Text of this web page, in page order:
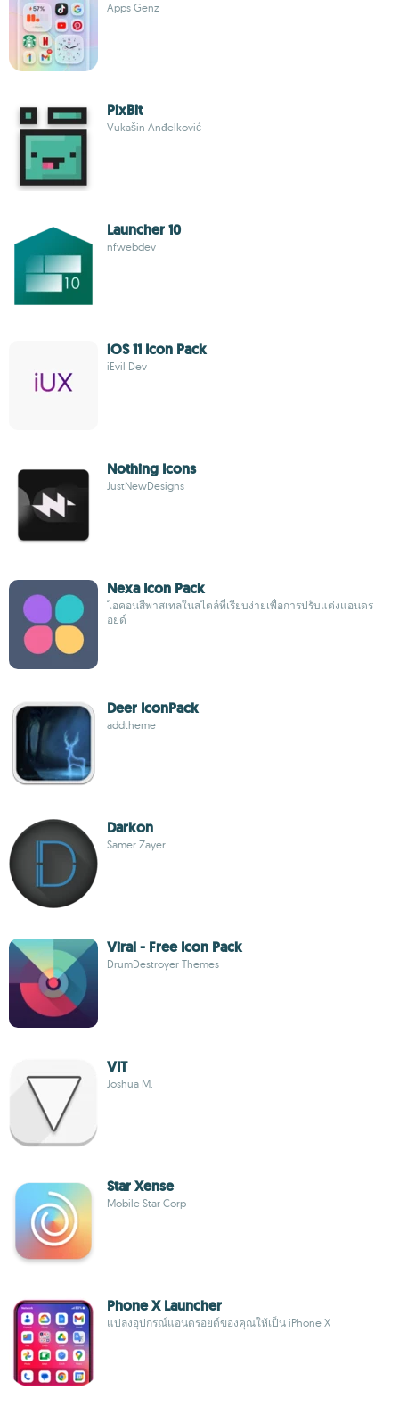
Apps Genz
PixBit
Vukašin Anđelković
Launcher 10
nfwebdev
iOS 11 Icon Pack
iEvil Dev
Nothing Icons
JustNewDesigns
Nexa Icon Pack
ไอคอนสีพาสเทลในสไตล์ที่เรียบง่ายเพื่อการปรับแต่งแอนดร
อยด์
Deer IconPack
addtheme
Darkon
Samer Zayer
Viral - Free Icon Pack
DrumDestroyer Themes
VIT
Joshua M.
Star Xense
Mobile Star Corp
Phone X Launcher
แปลงอุปกรณ์แอนดรอยด์ของคุณให้เป็น iPhone X